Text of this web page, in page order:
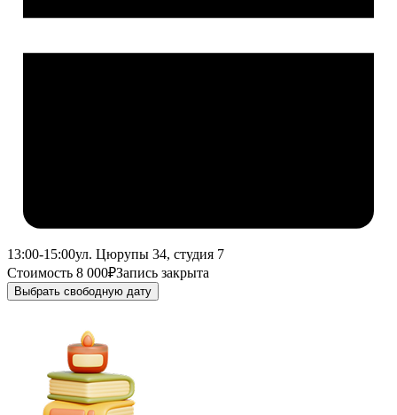
13:00-15:00ул. Цюрупы 34, студия 7
Стоимость 8 000₽Запись закрыта
Выбрать свободную дату